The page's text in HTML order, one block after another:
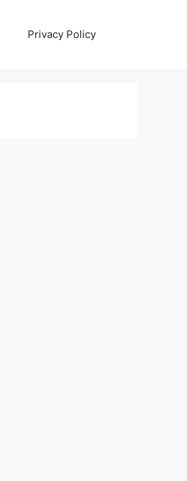
Privacy Policy